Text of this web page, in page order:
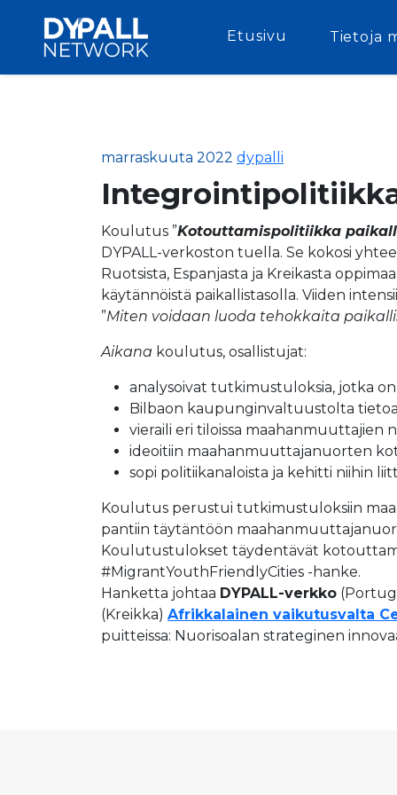
Etusivu Tietoja
marraskuuta 2022 dypalli
Koulutus ”Kotouttamispolitiikka
DYPALL-verkoston tuella. Se kokosi
Ruotsista, Espanjasta ja Kreikasta
käytännöistä paikallistasolla. Viiden
”Miten voidaan luoda tehokkaita
Aikana koulutus, osallistujat:
analysoivat tutkimustuloksia, jotka
Bilbaon kaupunginvaltuustolta
vieraili eri tiloissa maahanmuuttajien
ideoitiin maahanmuuttajanuorten
sopi politiikanaloista ja kehitti niihin
Koulutus perustui tutkimustuloksiin
pantiin täytäntöön
Koulutustulokset täydentävät
#MigrantYouthFriendlyCities -hanke.
Hanketta johtaa DYPALL-verkko
(Kreikka) Afrikkalainen vaikutusvalta
puitteissa: Nuorisoalan strateginen